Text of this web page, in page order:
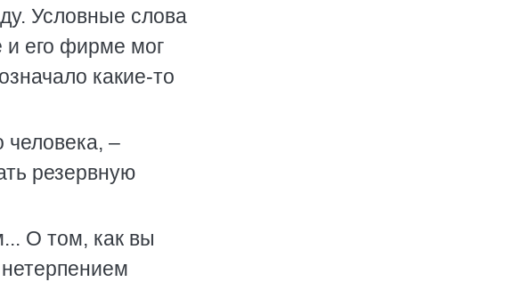
Условные слова
и его фирме мог
какие-то
человека, –
резервную
О том, как вы